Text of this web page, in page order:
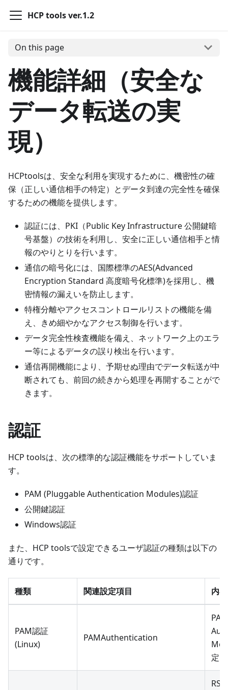
HCP tools ver.1.2
On this page
機能詳細（安全な
データ転送の実
現）
HCPtoolsは、安全な利用を実現するために、機密性の確
保（正しい通信相手の特定）とデータ到達の完全性を確保
するための機能を提供します。
認証には、PKI（Public Key Infrastructure 公開鍵暗
号基盤）の技術を利用し、安全に正しい通信相手と情
報のやりとりを行います。
通信の暗号化には、国際標準のAES(Advanced
Encryption Standard 高度暗号化標準)を採用し、機
密情報の漏えいを防止します。
特権分離やアクセスコントロールリストの機能を備
え、きめ細やかなアクセス制御を行います。
データ完全性検査機能を備え、ネットワーク上のエラ
ー等によるデータの誤り検出を行います。
通信再開機能により、予期せぬ理由でデータ転送が中
断されても、前回の続きから処理を再開することがで
きます。
認証
HCP toolsは、次の標準的な認証機能をサポートしていま
す。
PAM (Pluggable Authentication Modules)認証
公開鍵認証
Windows認証
また、HCP toolsで設定できるユーザ認証の種類は以下の
通りです。
種類 関連設定項目 内容
PAM認証
(Linux)
PAMAuthentication
定